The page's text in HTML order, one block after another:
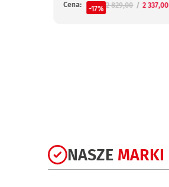
Cena:
-17% 2 829,00 2 337,00
NASZE MARKI